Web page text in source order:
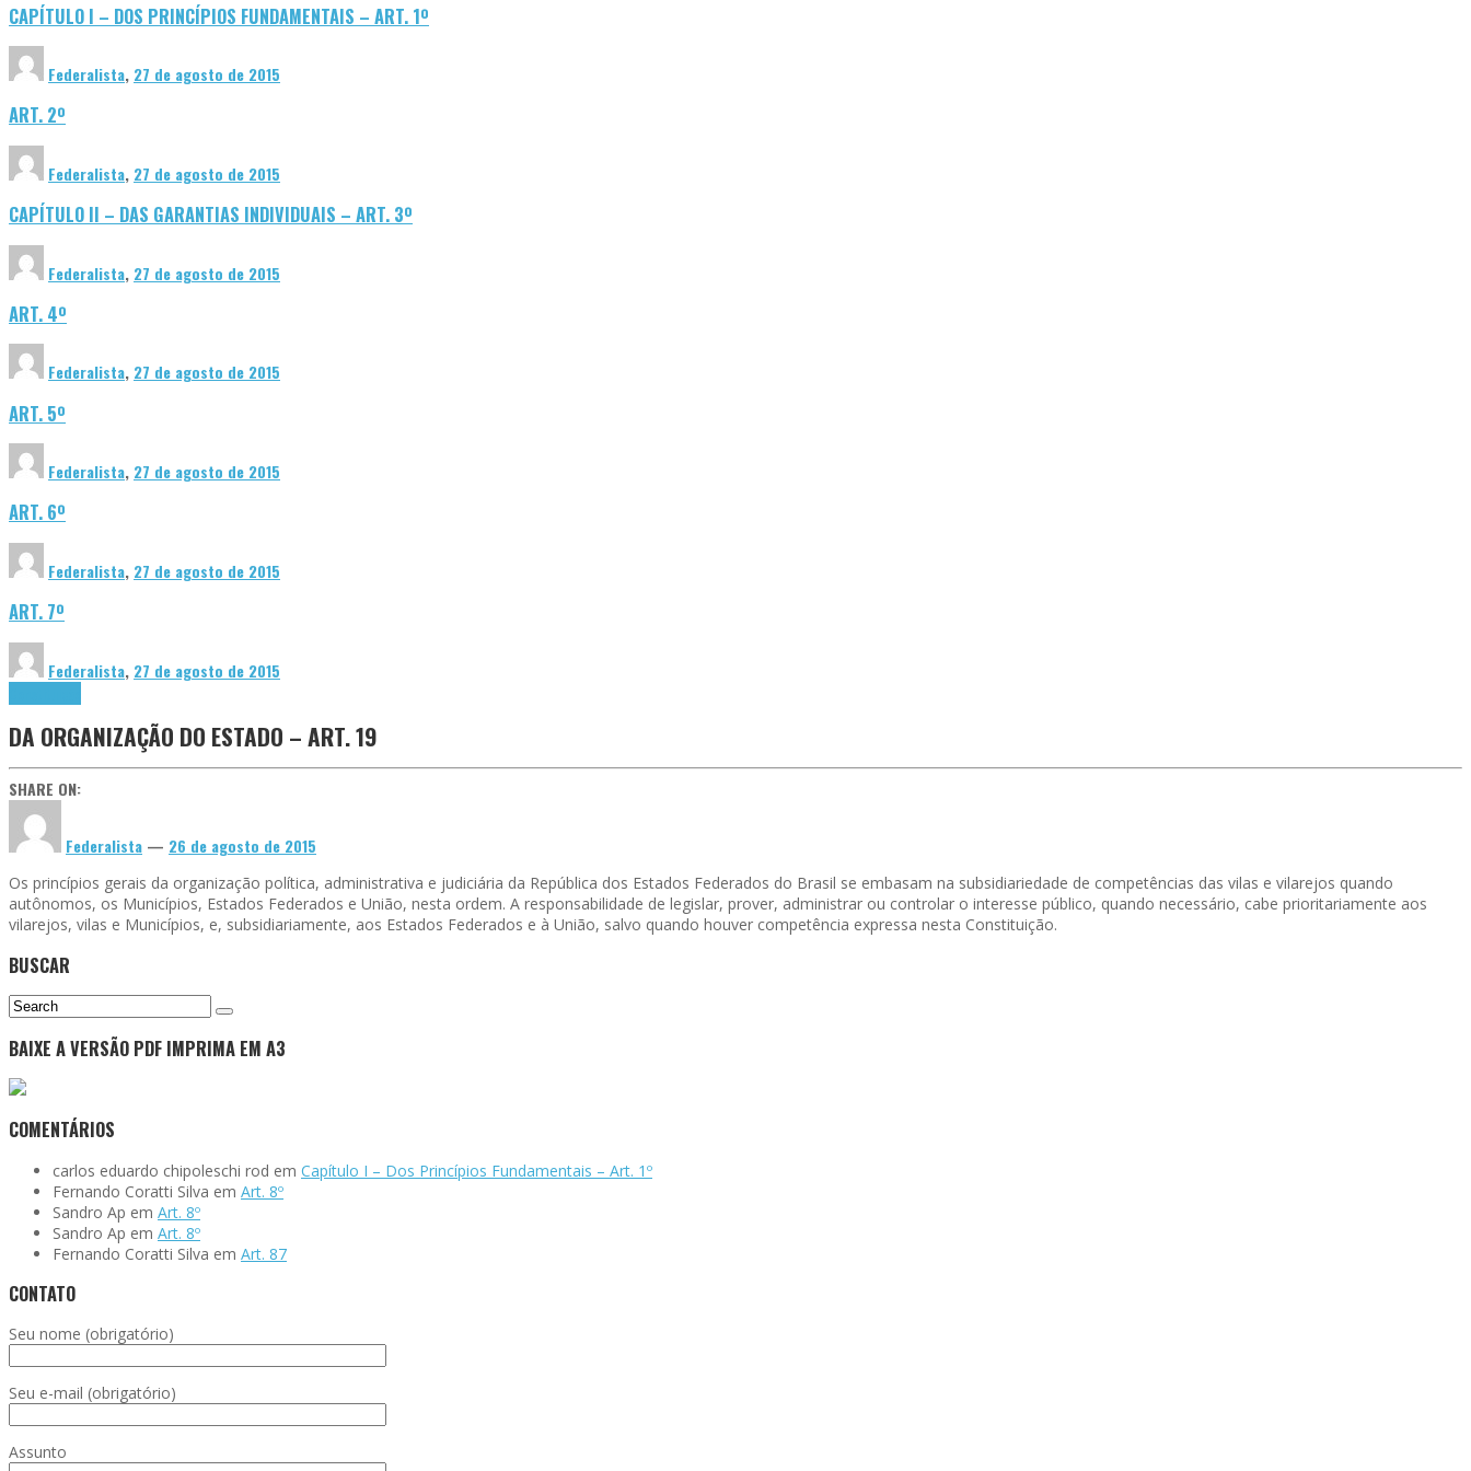
CAPÍTULO I – DOS PRINCÍPIOS FUNDAMENTAIS – ART. 1º
Federalista, 27 de agosto de 2015
ART. 2º
Federalista, 27 de agosto de 2015
CAPÍTULO II – DAS GARANTIAS INDIVIDUAIS – ART. 3º
Federalista, 27 de agosto de 2015
ART. 4º
Federalista, 27 de agosto de 2015
ART. 5º
Federalista, 27 de agosto de 2015
ART. 6º
Federalista, 27 de agosto de 2015
ART. 7º
Federalista, 27 de agosto de 2015
DA ORGANIZAÇÃO DO ESTADO – ART. 19
SHARE ON:
Federalista — 26 de agosto de 2015
Os princípios gerais da organização política, administrativa e judiciária da República dos Estados Federados do Brasil se embasam na subsidiariedade de competências das vilas e vilarejos quando
autônomos, os Municípios, Estados Federados e União, nesta ordem. A responsabilidade de legislar, prover, administrar ou controlar o interesse público, quando necessário, cabe prioritariamente aos
vilarejos, vilas e Municípios, e, subsidiariamente, aos Estados Federados e à União, salvo quando houver competência expressa nesta Constituição.
BUSCAR
BAIXE A VERSÃO PDF IMPRIMA EM A3
COMENTÁRIOS
carlos eduardo chipoleschi rod em Capítulo I – Dos Princípios Fundamentais – Art. 1º
Fernando Coratti Silva em Art. 8º
Sandro Ap em Art. 8º
Sandro Ap em Art. 8º
Fernando Coratti Silva em Art. 87
CONTATO
Seu nome (obrigatório)
Seu e-mail (obrigatório)
Assunto